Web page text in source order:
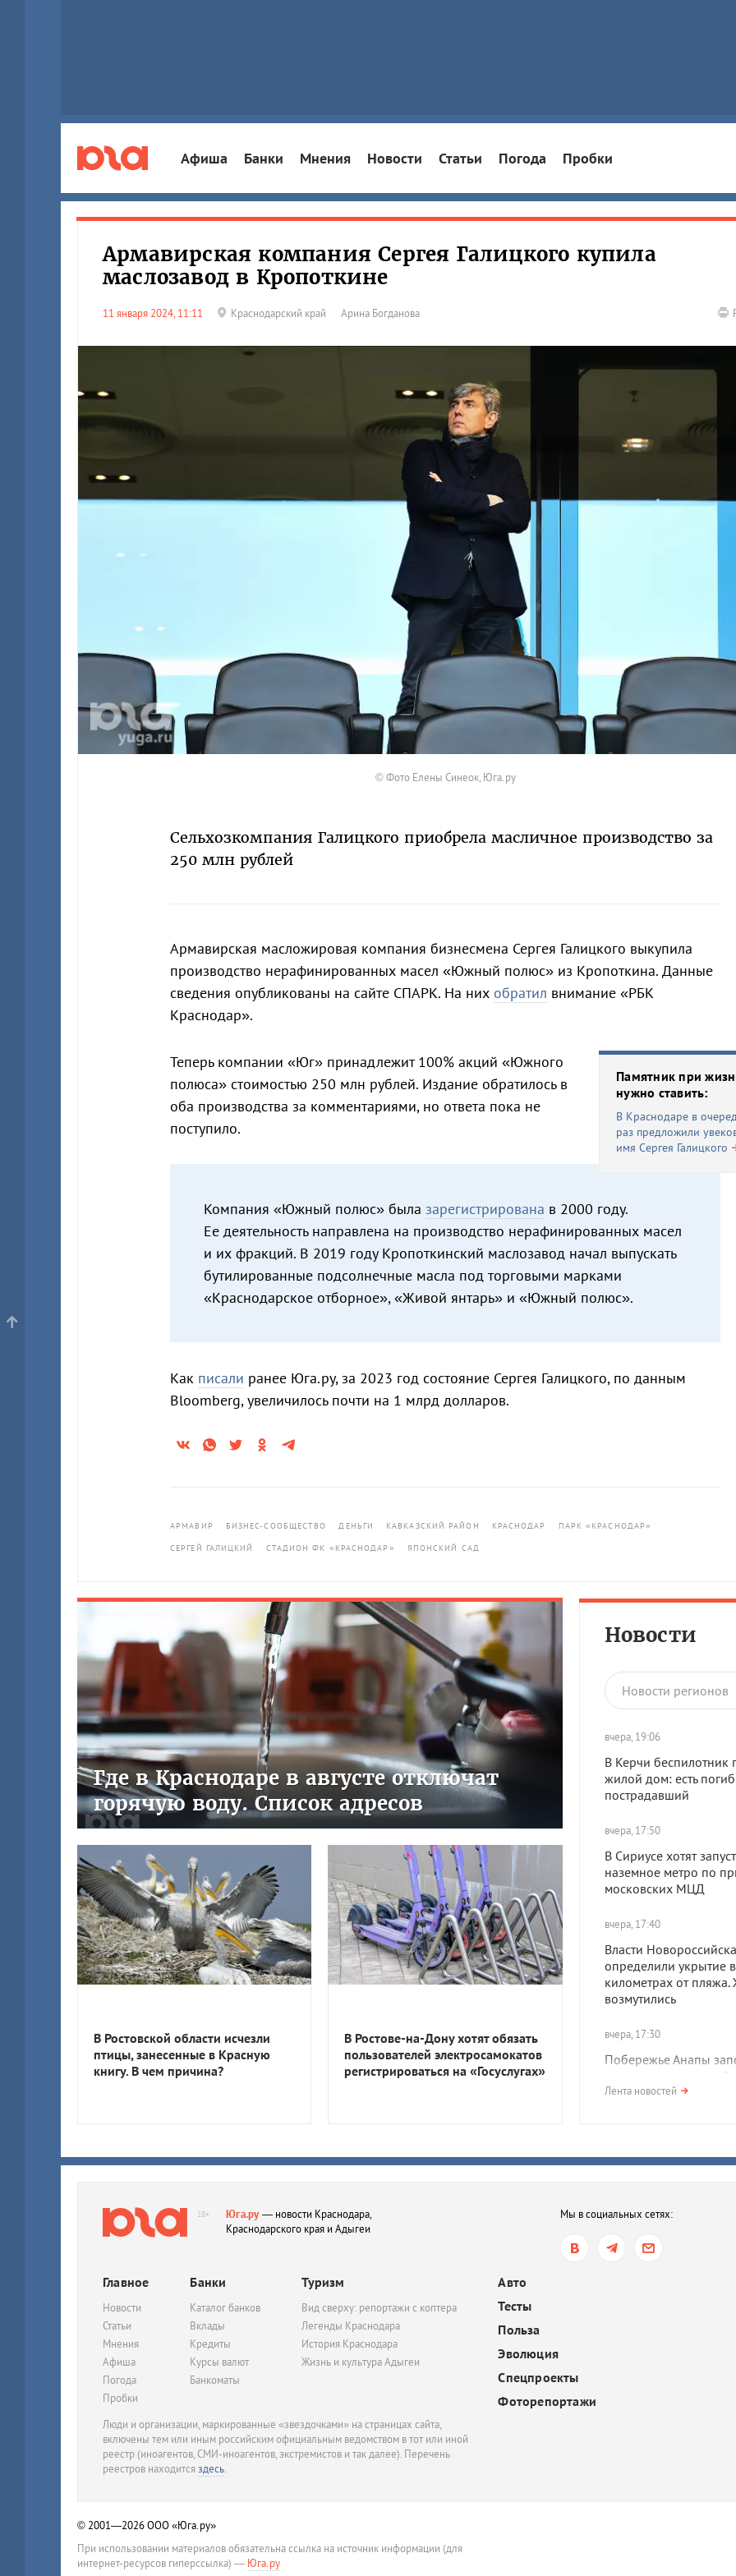
Афиша Банки Мнения Новости Статьи Погода Пробки
Армавирская компания Сергея Галицкого купила
маслозавод в Кропоткине
11 января 2024, 11:11 Краснодарский край Арина Богданова
© Фото Елены Синеок, Юга.ру
Сельхозкомпания Галицкого приобрела масличное производство за
250 млн рублей
Армавирская масложировая компания бизнесмена Сергея Галицкого выкупила
производство нерафинированных масел «Южный полюс» из Кропоткина. Данные
сведения опубликованы на сайте СПАРК. На них обратил внимание «РБК
Краснодар».
Памятник при
нужно ставить:
В Краснодаре в
раз предложили
имя Сергея Галицкого
Теперь компании «Юг» принадлежит 100% акций «Южного
полюса» стоимостью 250 млн рублей. Издание обратилось в
оба производства за комментариями, но ответа пока не
поступило.
Компания «Южный полюс» была зарегистрирована в 2000 году.
Ее деятельность направлена на производство нерафинированных масел
и их фракций. В 2019 году Кропоткинский маслозавод начал выпускать
бутилированные подсолнечные масла под торговыми марками
«Краснодарское отборное», «Живой янтарь» и «Южный полюс».
Как писали ранее Юга.ру, за 2023 год состояние Сергея Галицкого, по данным
Bloomberg, увеличилось почти на 1 млрд долларов.
АРМАВИР БИЗНЕС-СООБЩЕСТВО ДЕНЬГИ КАВКАЗСКИЙ РАЙОН КРАСНОДАР ПАРК «КРАСНОДАР»
СЕРГЕЙ ГАЛИЦКИЙ СТАДИОН ФК «КРАСНОДАР» ЯПОНСКИЙ САД
Новости
Новости регионов
вчера, 19:06
В Керчи беспилотник
жилой дом: есть
пострадавший
вчера, 17:50
В Сириусе хотят
наземное метро по
московских МЦД
вчера, 17:40
Власти Новороссийска
определили укрытие
километрах от пляжа.
возмутились
вчера, 17:30
Побережье Анапы
медузы-корнероты.
опасны?
Сильная жара и
какую погоду ждать в
Лента новостей
Где в Краснодаре в августе отключат
горячую воду. Список адресов
В Ростовской области исчезли
птицы, занесенные в Красную
книгу. В чем причина?
В Ростове-на-Дону хотят обязать
пользователей электросамокатов
регистрироваться на «Госуслугах»
18+ Юга.ру— новости Краснодара,
Краснодарского края и Адыгеи
Мы в социальных сетях:
Главное
Новости
Статьи
Мнения
Афиша
Погода
Пробки
Банки
Каталог банков
Вклады
Кредиты
Курсы валют
Банкоматы
Туризм
Вид сверху: репортажи с коптера
Легенды Краснодара
История Краснодара
Жизнь и культура Адыгеи
Авто
Тесты
Польза
Эволюция
Спецпроекты
Фоторепортажи
Люди и организации, маркированные «звездочками» на страницах сайта,
включены тем или иным российским официальным ведомством в тот или иной
реестр (иноагентов, СМИ-иноагентов, экстремистов и так далее). Перечень
реестров находитсяздесь.
© 2001—2026ООО «Юга.ру»
При использовании материалов обязательна ссылка на источник информации (для
интернет-ресурсов гиперссылка) — Юга.ру